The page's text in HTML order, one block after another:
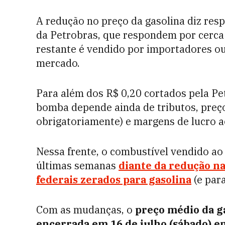
A redução no preço da gasolina diz
da Petrobras, que respondem por
restante é vendido por importadores
mercado.
Para além dos R$ 0,20 cortados pela
bomba depende ainda de tributos,
obrigatoriamente) e margens de lucro
Nessa frente, o combustível vendido
últimas semanas diante da redução
federais zerados para gasolina (e
Com as mudanças, o preço médio da